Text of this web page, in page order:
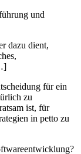
und
dazu dient,
für ein
zu
ist, für
in petto zu